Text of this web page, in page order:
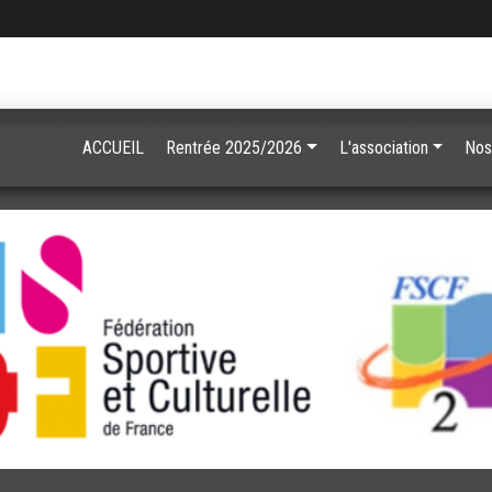
ACCUEIL Rentrée 2025/2026 L'association